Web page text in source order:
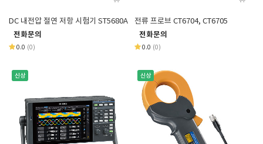
DC 내전압 절연 저항 시험기 ST5680A
전화문의
0.0 (0)
전류 프로브 CT6704, CT6705
전화문의
0.0 (0)
신상 신상